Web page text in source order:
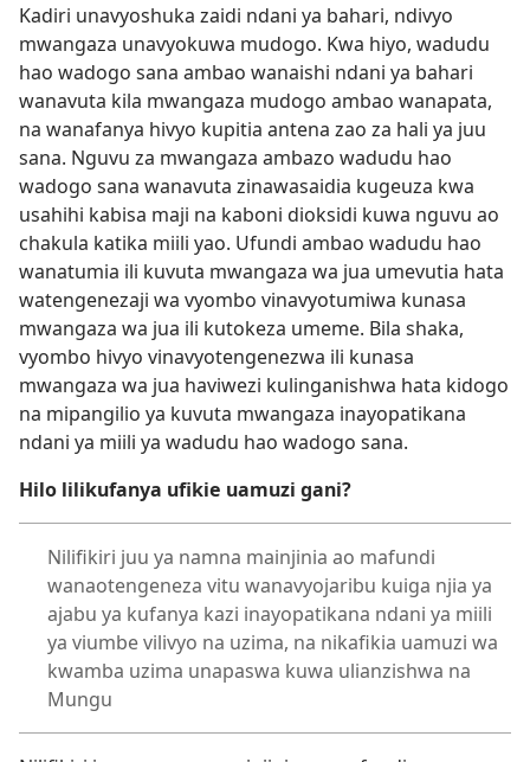
Kadiri unavyoshuka zaidi ndani ya bahari, ndivyo
mwangaza unavyokuwa mudogo. Kwa hiyo, wadudu
hao wadogo sana ambao wanaishi ndani ya bahari
wanavuta kila mwangaza mudogo ambao wanapata,
na wanafanya hivyo kupitia antena zao za hali ya juu
sana. Nguvu za mwangaza ambazo wadudu hao
wadogo sana wanavuta zinawasaidia kugeuza kwa
usahihi kabisa maji na kaboni dioksidi kuwa nguvu ao
chakula katika miili yao. Ufundi ambao wadudu hao
wanatumia ili kuvuta mwangaza wa jua umevutia hata
watengenezaji wa vyombo vinavyotumiwa kunasa
mwangaza wa jua ili kutokeza umeme. Bila shaka,
vyombo hivyo vinavyotengenezwa ili kunasa
mwangaza wa jua haviwezi kulinganishwa hata kidogo
na mipangilio ya kuvuta mwangaza inayopatikana
ndani ya miili ya wadudu hao wadogo sana.
Hilo lilikufanya ufikie uamuzi gani?
Nilifikiri juu ya namna mainjinia ao mafundi
wanaotengeneza vitu wanavyojaribu kuiga njia ya
ajabu ya kufanya kazi inayopatikana ndani ya miili
ya viumbe vilivyo na uzima, na nikafikia uamuzi wa
kwamba uzima unapaswa kuwa ulianzishwa na
Mungu